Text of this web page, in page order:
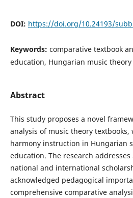
DOI: https://doi.org/10.24193/
Keywords: comparative textbook
education, Hungarian music theory
Abstract
This study proposes a novel
analysis of music theory
harmony instruction in Hungarian
education. The research
national and international
acknowledged pedagogical
comprehensive comparative